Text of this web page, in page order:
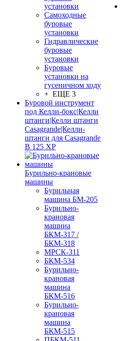
установки
Самоходные
буровые
установки
Гидравлические
буровые
установки
Буровые
установки на
гусеничном ходу
+ ЕЩЕ 3
Буровой инструмент
под Келли-бокс|Келли
штанги|Келли штанги
Casagrande|Келли-
штанги для Casagrande
B 125 XP
Бурильно-крановые
машины
Бурильная
машина БМ-205
Бурильно-
крановая
машина
БКМ-317 /
БКМ-318
МРСК-311
БКМ-534
Бурильно-
крановая
машина
БКМ-516
Бурильно-
крановая
машина
БКМ-515